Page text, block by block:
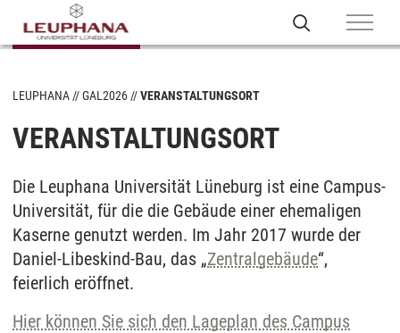
LEUPHANA GAL2026 VERANSTALTUNGSORT
VERANSTALTUNGSORT
Die Leuphana Universität Lüneburg ist eine Campus-
Universität, für die die Gebäude einer ehemaligen
Kaserne genutzt werden. Im Jahr 2017 wurde der
Daniel-Libeskind-Bau, das „Zentralgebäude“,
feierlich eröffnet.
Hier können Sie sich den Lageplan des Campus